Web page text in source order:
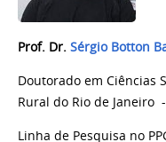
Prof. Dr. Sérgio Botton
Doutorado em Ciências
Rural do Rio de Janeiro -
Linha de Pesquisa no